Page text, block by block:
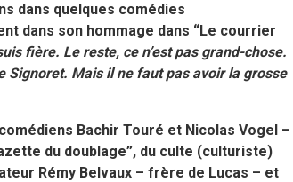
dans quelques comédies
dans son hommage dans “Le courrier
fière. Le reste, ce n’est pas grand-chose.
Signoret. Mais il ne faut pas avoir la grosse
Bachir Touré et Nicolas Vogel –
du doublage”, du culte (culturiste)
Rémy Belvaux – frère de Lucas – et